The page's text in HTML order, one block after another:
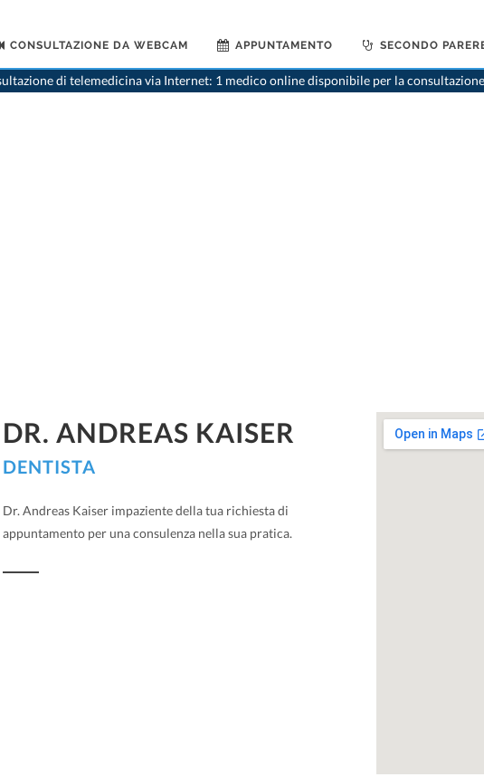
CONSULTAZIONE DA WEBCAM APPUNTAMENTO SECONDO
di telemedicina via Internet: 1 medico online disponibile per la
>
DR. ANDREAS KAISER
DENTISTA
Dr. Andreas Kaiser impaziente della tua richiesta di
appuntamento per una consulenza nella sua pratica.